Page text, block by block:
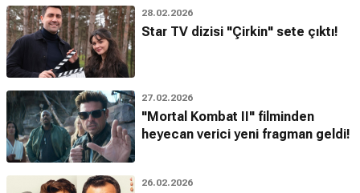
28.02.2026
Star TV dizisi "Çirkin" sete çıktı!
27.02.2026
"Mortal Kombat II" filminden
heyecan verici yeni fragman geldi!
26.02.2026